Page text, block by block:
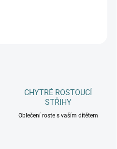
CHYTRÉ ROSTOUCÍ
STŘIHY
Oblečení roste s vaším dítětem